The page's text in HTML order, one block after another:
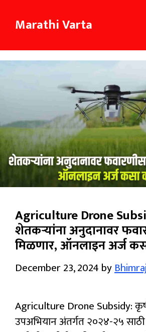
Marathi Varta
Agriculture Drone
शेतकऱ्यांना अनुदानावर
मिळणार, ऑनलाइन अर्ज
December 23, 2024 byBhimraj
Agriculture Drone Subsidy:
उपअभियान अंतर्गत २०२४-२५